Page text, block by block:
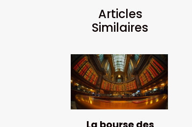
Articles
Similaires